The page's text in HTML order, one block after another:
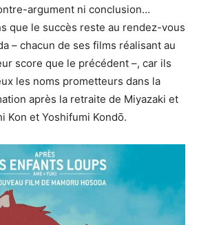
argument ni conclusion…
que le succès reste au rendez-vous
– chacun de ses films réalisant au
score que le précédent –, car ils
les noms prometteurs dans la
après la retraite de Miyazaki et
Kon et Yoshifumi Kondō.